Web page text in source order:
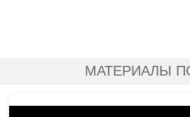
МАТЕРИАЛЫ